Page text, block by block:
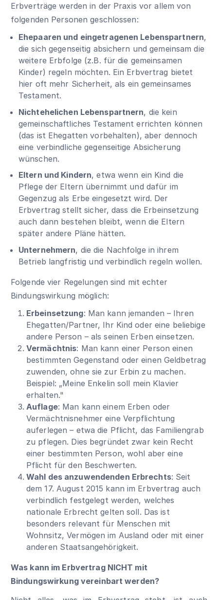
Erbverträge werden in der Praxis vor allem von
folgenden Personen geschlossen:
Ehepaaren und eingetragenen Lebenspartnern,
die sich gegenseitig absichern und gemeinsam die
weitere Erbfolge (z.B. für die gemeinsamen
Kinder) regeln möchten. Ein Erbvertrag bietet
hier oft mehr Sicherheit, als ein gemeinsames
Testament.
Nichtehelichen Lebenspartnern, die kein
gemeinschaftliches Testament errichten können
(das ist Ehegatten vorbehalten), aber dennoch
eine verbindliche gegenseitige Absicherung
wünschen.
Eltern und Kindern, etwa wenn ein Kind die
Pflege der Eltern übernimmt und dafür im
Gegenzug als Erbe eingesetzt wird. Der
Erbvertrag stellt sicher, dass die Erbeinsetzung
auch dann bestehen bleibt, wenn die Eltern
später andere Pläne hätten.
Unternehmern, die die Nachfolge in ihrem
Betrieb langfristig und verbindlich regeln wollen.
Folgende vier Regelungen sind mit echter
Bindungswirkung möglich:
Erbeinsetzung: Man kann jemanden – Ihren
Ehegatten/Partner, Ihr Kind oder eine beliebige
andere Person – als seinen Erben einsetzen.
Vermächtnis: Man kann einer Person einen
bestimmten Gegenstand oder einen Geldbetrag
zuwenden, ohne sie zur Erbin zu machen.
Beispiel: „Meine Enkelin soll mein Klavier
erhalten."
Auflage: Man kann einem Erben oder
Vermächtnisnehmer eine Verpflichtung
auferlegen – etwa die Pflicht, das Familiengrab
zu pflegen. Dies begründet zwar kein Recht
einer bestimmten Person, wohl aber eine
Pflicht für den Beschwerten.
Wahl des anzuwendenden Erbrechts: Seit
dem 17. August 2015 kann im Erbvertrag auch
verbindlich festgelegt werden, welches
nationale Erbrecht gelten soll. Das ist
besonders relevant für Menschen mit
Wohnsitz, Vermögen im Ausland oder mit einer
anderen Staatsangehörigkeit.
Was kann im Erbvertrag NICHT mit
Bindungswirkung vereinbart werden?